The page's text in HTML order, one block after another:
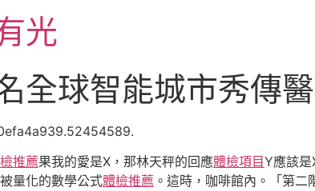
光
全球智能城市秀傳
推薦果我的愛是X，那林天秤的回應體檢項目Y應該是
量化的數學公式體檢推薦 。這時，咖啡館內。「第二